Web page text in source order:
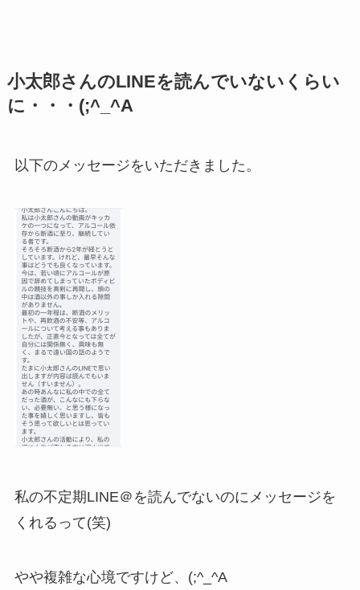
小太郎さんのLINEを読んでいないくらい
に・・・(;^_^A
以下のメッセージをいただきました。
私の不定期LINE＠を読んでないのにメッセージを
くれるって(笑)
やや複雑な心境ですけど、(;^_^A